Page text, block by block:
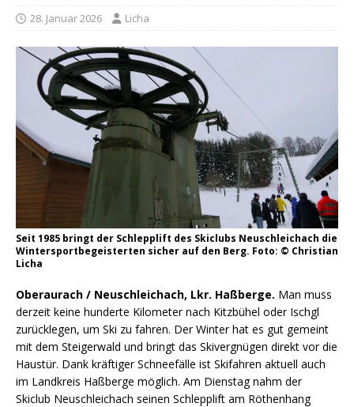
28. Januar 2026 Licha
Seit 1985 bringt der Schlepplift des Skiclubs Neuschleichach die
Wintersportbegeisterten sicher auf den Berg. Foto: © Christian
Licha
Oberaurach / Neuschleichach, Lkr. Haßberge. Man muss
derzeit keine hunderte Kilometer nach Kitzbühel oder Ischgl
zurücklegen, um Ski zu fahren. Der Winter hat es gut gemeint
mit dem Steigerwald und bringt das Skivergnügen direkt vor die
Haustür. Dank kräftiger Schneefälle ist Skifahren aktuell auch
im Landkreis Haßberge möglich. Am Dienstag nahm der
Skiclub Neuschleichach seinen Schlepplift am Röthenhang